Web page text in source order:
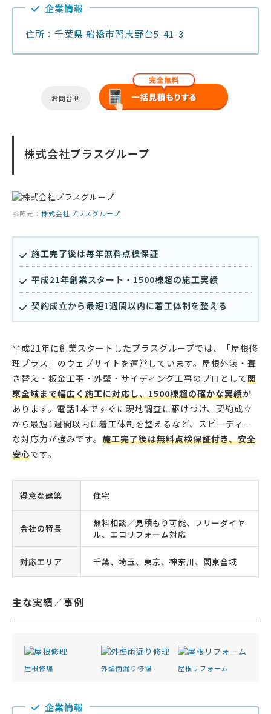
企業情報
住所：千葉県 船橋市習志野台5-41-3
お問合せ
株式会社プラスグループ
参照元： 株式会社プラスグループ
施工完了後は毎年無料点検保証
平成21年創業スタート・1500棟超の施工実績
契約成立から最短1週間以内に着工体制を整える
平成21年に創業スタートしたプラスグループでは、「屋根修
理プラス」のウェブサイトを運営しています。屋根外装・葺
き替え・板金工事・外壁・サイディング工事のプロとして関
東全域まで幅広く施工に対応し、1500棟超の確かな実績が
あります。電話1本ですぐに現地調査に駆けつけ、契約成立
から最短1週間以内に着工体制を整えるなど、スピーディー
な対応力が強みです。 施工完了後は無料点検保証付き、安全
安心です。
得意な建築 住宅
会社の特長
無料相談／見積もり可能、フリーダイヤ
ル、エコリフォーム対応
対応エリア 千葉、埼玉、東京、神奈川、関東全域
主な実績／事例
屋根修理 外壁雨漏り修理 屋根リフォーム
企業情報